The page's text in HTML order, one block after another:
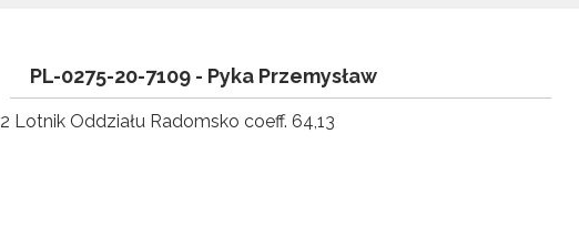
PL-0275-20-7109 - Pyka Przemysław
2 Lotnik Oddziału Radomsko coeff. 64,13